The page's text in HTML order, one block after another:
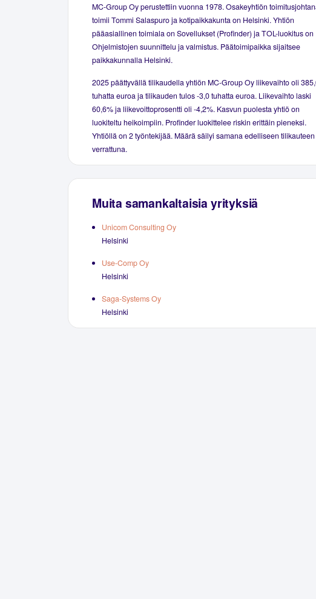
MC-Group Oy perustettiin vuonna 1978. Osakeyhtiön
toimii Tommi Salaspuro ja kotipaikkakunta on Helsinki. Yhtiön
pääasiallinen toimiala on Sovellukset (Profinder) ja TOL-luokitus on
Ohjelmistojen suunnittelu ja valmistus. Päätoimipaikka sijaitsee
paikkakunnalla Helsinki.
2025 päättyvällä tilikaudella yhtiön MC-Group Oy liikevaihto oli
tuhatta euroa ja tilikauden tulos -3,0 tuhatta euroa. Liikevaihto laski
60,6% ja liikevoittoprosentti oli -4,2%. Kasvun puolesta yhtiö on
luokiteltu heikoimpiin. Profinder luokittelee riskin erittäin pieneksi.
Yhtiöllä on 2 työntekijää. Määrä säilyi samana edelliseen tilikauteen
verrattuna.
Muita samankaltaisia yrityksiä
Unicom Consulting Oy
Helsinki
Use-Comp Oy
Helsinki
Saga-Systems Oy
Helsinki